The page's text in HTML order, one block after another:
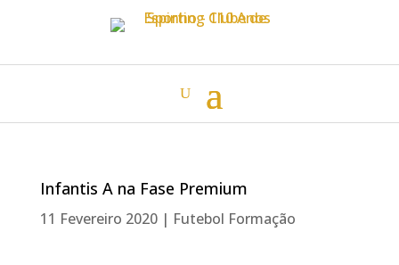
Infantis A na Fase Premium
11 Fevereiro 2020| Futebol Formação